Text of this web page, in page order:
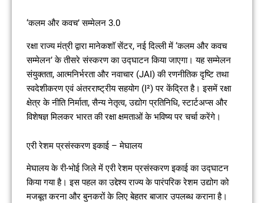
‘कलम और कवच’ सम्मेलन 3.0
रक्षा राज्य मंत्री द्वारा मानेकशॉ सेंटर, नई दिल्ली में ‘कलम और कवच
सम्मेलन’ के तीसरे संस्करण का उद्घाटन किया जाएगा। यह सम्मेलन
संयुक्तता, आत्मनिर्भरता और नवाचार (JAI) की रणनीतिक दृष्टि तथा
स्वदेशीकरण एवं अंतरराष्ट्रीय सहयोग (I²) पर केंद्रित है। इसमें रक्षा
क्षेत्र के नीति निर्माता, सैन्य नेतृत्व, उद्योग प्रतिनिधि, स्टार्टअप्स और
विशेषज्ञ मिलकर भारत की रक्षा क्षमताओं के भविष्य पर चर्चा करेंगे।
एरी रेशम प्रसंस्करण इकाई – मेघालय
मेघालय के री-भोई जिले में एरी रेशम प्रसंस्करण इकाई का उद्घाटन
किया गया है। इस पहल का उद्देश्य राज्य के पारंपरिक रेशम उद्योग को
मजबूत करना और बुनकरों के लिए बेहतर बाजार उपलब्ध कराना है।